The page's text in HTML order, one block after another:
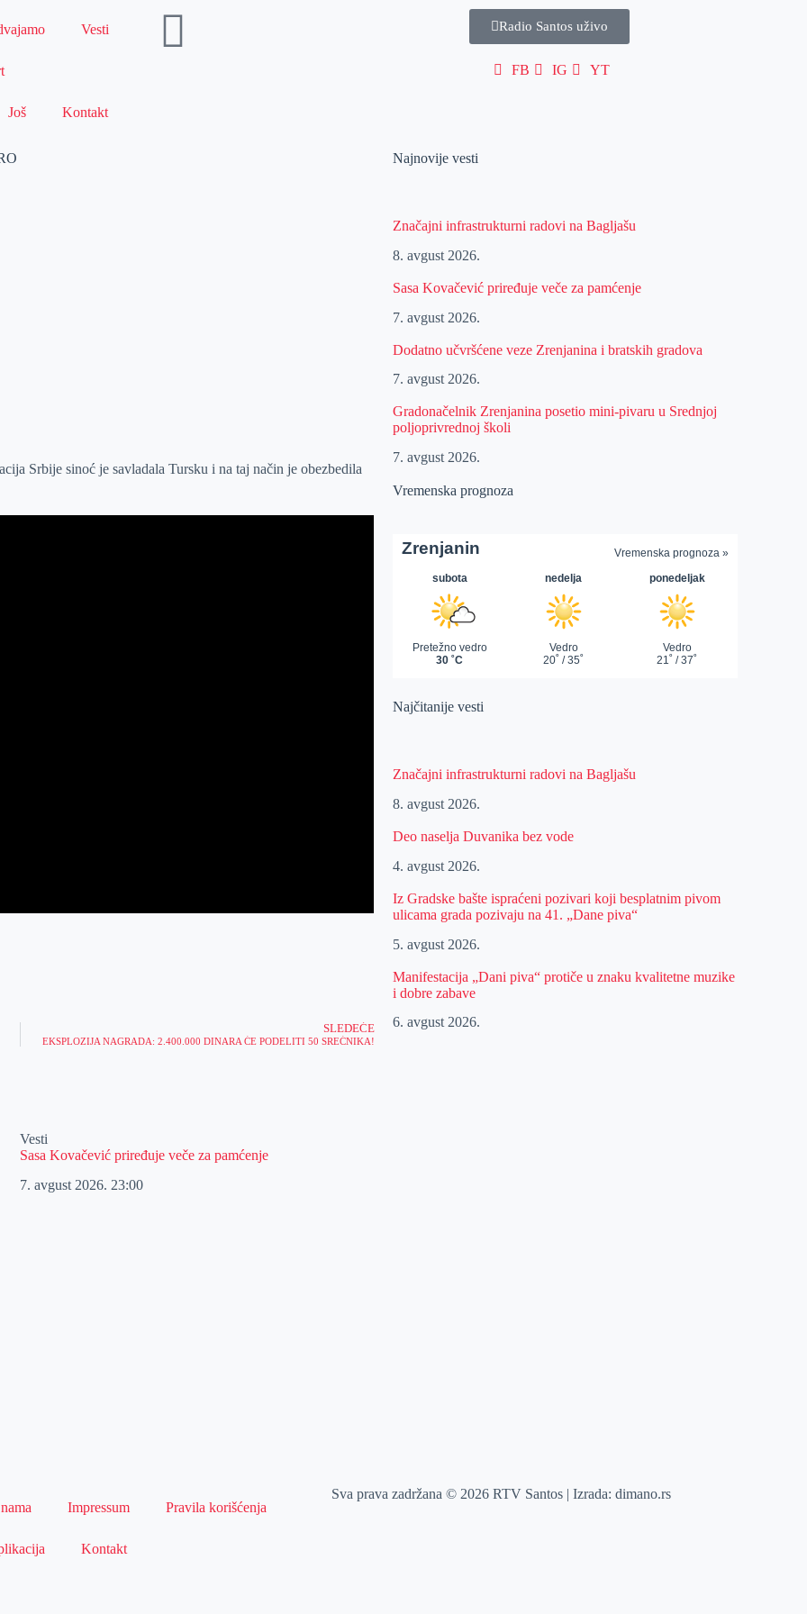
Vesti
Još Kontakt
Radio Santos uživo
FB IG YT
Srbije sinoć je savladala Tursku i na taj način je obezbedila
SLEDEĆE
EKSPLOZIJA NAGRADA: 2.400.000 DINARA ĆE PODELITI 50 SREĆNIKA!
Vesti
Sasa Kovačević priređuje veče za pamćenje
7. avgust 2026. 23:00
Najnovije vesti
Značajni infrastrukturni radovi na Bagljašu
8. avgust 2026.
Sasa Kovačević priređuje veče za pamćenje
7. avgust 2026.
Dodatno učvršćene veze Zrenjanina i bratskih gradova
7. avgust 2026.
Gradonačelnik Zrenjanina posetio mini-pivaru u Srednjoj
poljoprivrednoj školi
7. avgust 2026.
Vremenska prognoza
Najčitanije vesti
Značajni infrastrukturni radovi na Bagljašu
8. avgust 2026.
Deo naselja Duvanika bez vode
4. avgust 2026.
Iz Gradske bašte ispraćeni pozivari koji besplatnim pivom
ulicama grada pozivaju na 41. „Dane piva“
5. avgust 2026.
Manifestacija „Dani piva“ protiče u znaku kvalitetne muzike
i dobre zabave
6. avgust 2026.
Impressum Pravila korišćenja
Kontakt
Sva prava zadržana © 2026 RTV Santos | Izrada:dimano.rs